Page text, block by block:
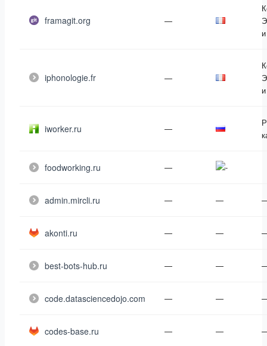
framagit.org —
iphonologie.fr —
iworker.ru —
foodworking.ru —
admin.mircli.ru — —
akonti.ru — —
best-bots-hub.ru — —
code.datasciencedojo.com — —
codes-base.ru — —